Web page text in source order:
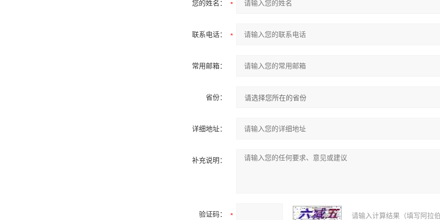
您的姓名：
联系电话：
常用邮箱：
省份：
详细地址：
补充说明：
验证码： 请输入计算结果（填写阿拉